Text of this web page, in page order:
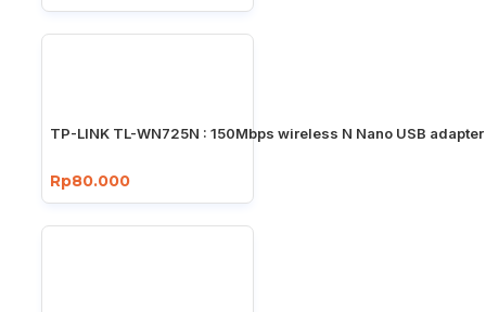
TP-LINK TL-WN725N : 150Mbps wireless N Nano USB adapter
Rp80.000